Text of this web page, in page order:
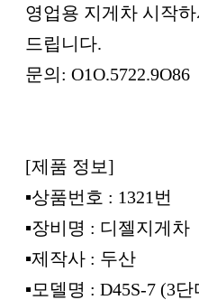
영업용 지게차 시작
드립니다.
문의: O1O.5722.9O86
[제품 정보]
▪︎상품번호 : 1321번
▪︎장비명 : 디젤지게차
▪︎제작사 : 두산
▪︎모델명 : D45S-7 (3